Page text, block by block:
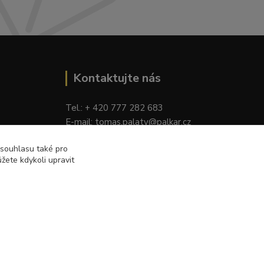
Kontaktujte nás
Tel.: + 420 777 282 683
E-mail: tomas.palaty@palkar.cz
také pro
kdykoli upravit